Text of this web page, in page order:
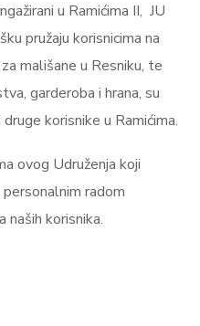
u Ramićima II, JU
pružaju korisnicima na
mališane u Resniku, te
garderoba i hrana, su
korisnike u Ramićima.
ovog Udruženja koji
radom
naših korisnika.